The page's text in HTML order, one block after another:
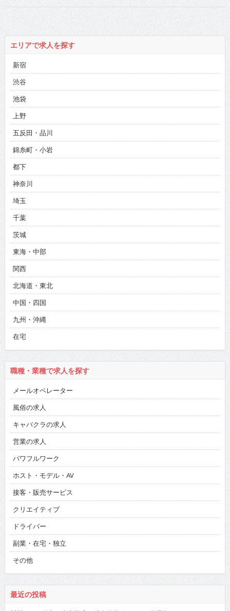
エリアで求人を探す
新宿
渋谷
池袋
上野
五反田・品川
錦糸町・小岩
都下
神奈川
埼玉
千葉
茨城
東海・中部
関西
北海道・東北
中国・四国
九州・沖縄
在宅
職種・業種で求人を探す
メールオペレーター
風俗の求人
キャバクラの求人
営業の求人
パワフルワーク
ホスト・モデル・AV
接客・販売サービス
クリエイティブ
ドライバー
副業・在宅・独立
その他
最近の投稿